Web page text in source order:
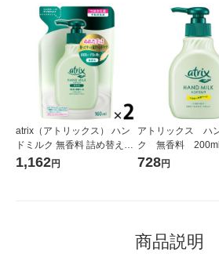
atrix（アトリックス） ハン
ドミルク 無香料 詰め替え16
0ml×2個 花王
1,162円
アトリックス ハ
ク 無香料 200ml
728円
商品説明